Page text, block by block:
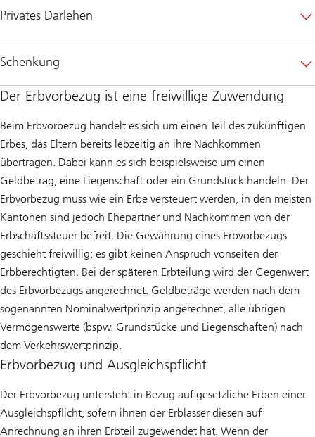
Privates Darlehen
Schenkung
Der Erbvorbezug ist eine freiwillige Zuwendung
Beim Erbvorbezug handelt es sich um einen Teil des zukünftigen
Erbes, das Eltern bereits lebzeitig an ihre Nachkommen
übertragen. Dabei kann es sich beispielsweise um einen
Geldbetrag, eine Liegenschaft oder ein Grundstück handeln. Der
Erbvorbezug muss wie ein Erbe versteuert werden, in den meisten
Kantonen sind jedoch Ehepartner und Nachkommen von der
Erbschaftssteuer befreit. Die Gewährung eines Erbvorbezugs
geschieht freiwillig; es gibt keinen Anspruch vonseiten der
Erbberechtigten. Bei der späteren Erbteilung wird der Gegenwert
des Erbvorbezugs angerechnet. Geldbeträge werden nach dem
sogenannten Nominalwertprinzip angerechnet, alle übrigen
Vermögenswerte (bspw. Grundstücke und Liegenschaften) nach
dem Verkehrswertprinzip.
Erbvorbezug und Ausgleichspflicht
Der Erbvorbezug untersteht in Bezug auf gesetzliche Erben einer
Ausgleichspflicht, sofern ihnen der Erblasser diesen auf
Anrechnung an ihren Erbteil zugewendet hat. Wenn der